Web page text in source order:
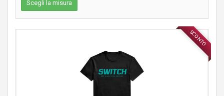
Scegli la misura
SCONTO
ABBIGLIAMENTO